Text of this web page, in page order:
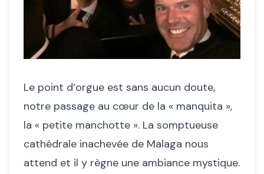
Le point d’orgue est sans aucun doute,
notre passage au cœur de la « manquita »,
la « petite manchotte ». La somptueuse
cathédrale inachevée de Malaga nous
attend et il y règne une ambiance mystique.